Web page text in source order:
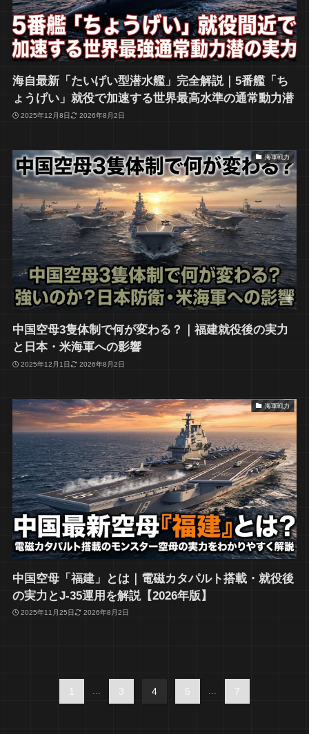
海自最新「たいげい型潜水艦」完全解説｜5番艦「ち
ょうげい」就役で加速する世界最高水準の通常動力潜
2025年12月8日 2026年8月2日
海軍戦力
中国空母3隻体制で何が変わる？｜福建就役後の実力
と日本・米海軍への影響
2025年12月1日 2026年8月2日
海軍戦力
中国空母「福建」とは｜電磁カタパルト搭載・就役後
の実力とJ-35運用を解説【2026年版】
2025年11月25日 2026年8月2日
1 3 4 5 7